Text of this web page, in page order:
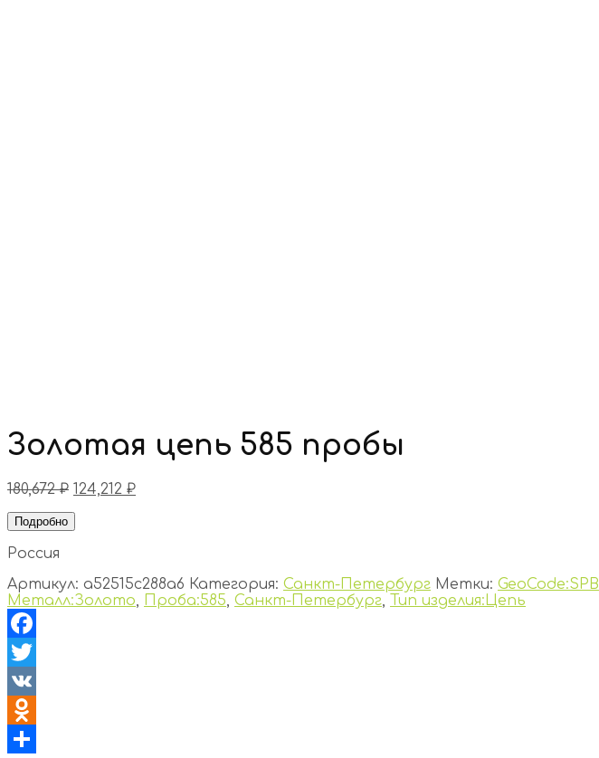
Золотая цепь 585 пробы
180,672₽ 124,212 ₽
Подробно
Россия
Артикул: a52515c288a6 Категория: Санкт-Петербург Метки: GeoCode:SPB
Металл:Золото, Проба:585, Санкт-Петербург, Тип изделия:Цепь
Facebook
Twitter
VK
Odnoklassniki